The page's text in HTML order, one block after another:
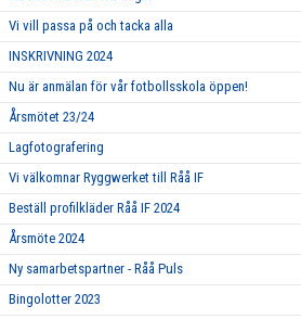
Vi vill passa på och tacka alla
INSKRIVNING 2024
Nu är anmälan för vår fotbollsskola öppen!
Årsmötet 23/24
Lagfotografering
Vi välkomnar Ryggwerket till Råå IF
Beställ profilkläder Råå IF 2024
Årsmöte 2024
Ny samarbetspartner - Råå Puls
Bingolotter 2023